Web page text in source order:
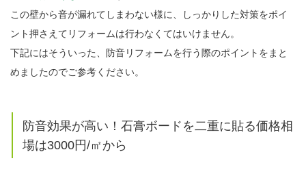
この壁から音が漏れてしまわない様に、しっかりした対策をポイ
ント押さえてリフォームは行わなくてはいけません。
下記にはそういった、防音リフォームを行う際のポイントをまと
めましたのでご参考ください。
防音効果が高い！石膏ボードを二重に貼る価格相
場は3000円/㎡から